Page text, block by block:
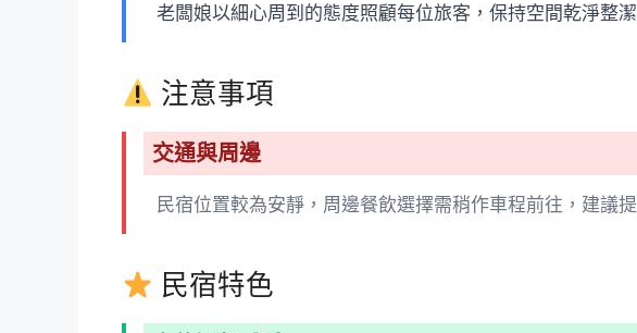
老闆娘以細心周到的態度照顧每位旅客，保持空間乾淨整
注意事項
交通與周邊
民宿位置較為安靜，周邊餐飲選擇需稍作車程前往，建議
民宿特色